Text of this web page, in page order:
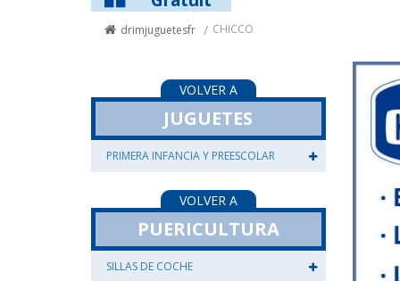
drimjuguetesfr CHICCO
VOLVER A
JUGUETES
PRIMERA INFANCIA Y PREESCOLAR
VOLVER A
PUERICULTURA
SILLAS DE COCHE